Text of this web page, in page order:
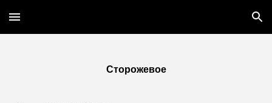
Skip to main content Skip to navigation
Сторожевое